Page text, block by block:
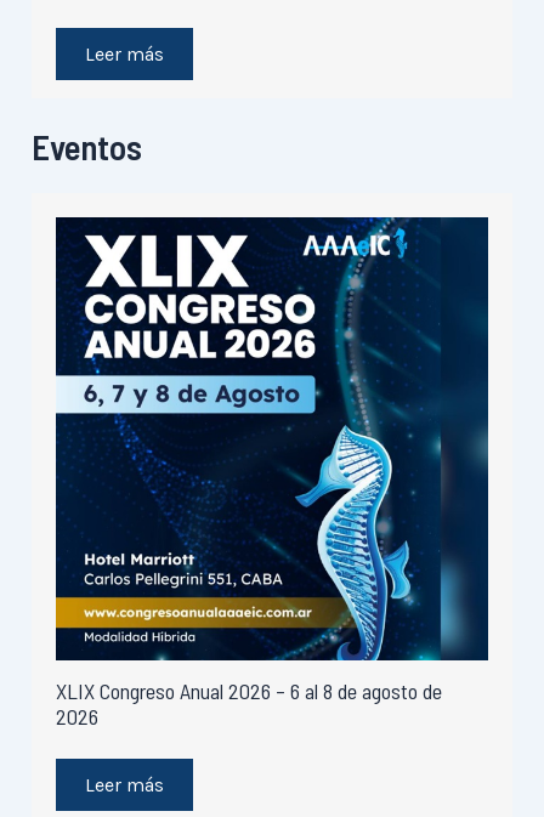
Leer más
Eventos
XLIX Congreso Anual 2026 – 6 al 8 de agosto de
2026
Leer más